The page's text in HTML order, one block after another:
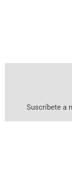
Suscríbete a